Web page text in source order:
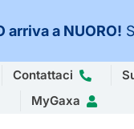
arriva a NUORO!
Contattaci
MyGaxa